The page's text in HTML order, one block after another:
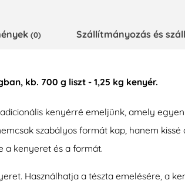
(0) Szállítmányozás és
kb. 700 g liszt - 1,25 kg kenyér.
kenyérré emeljünk, amely
szabályos formát kap, hanem kissé
a kenyeret és a formát.
Használhatja a tészta emelésére, a